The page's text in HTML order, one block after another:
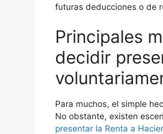
futuras deducciones o de
Principales
decidir
Para muchos, el simple
No obstante, existen
presentar la Renta a